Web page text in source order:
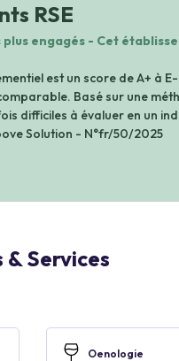
RSE
plus engagés - Cet
est un score de A+ à
Basé sur une
difficiles à évaluer en un
Solution - N°fr/50/2025
Services
Oenologie